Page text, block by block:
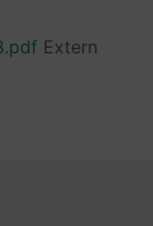
Extern